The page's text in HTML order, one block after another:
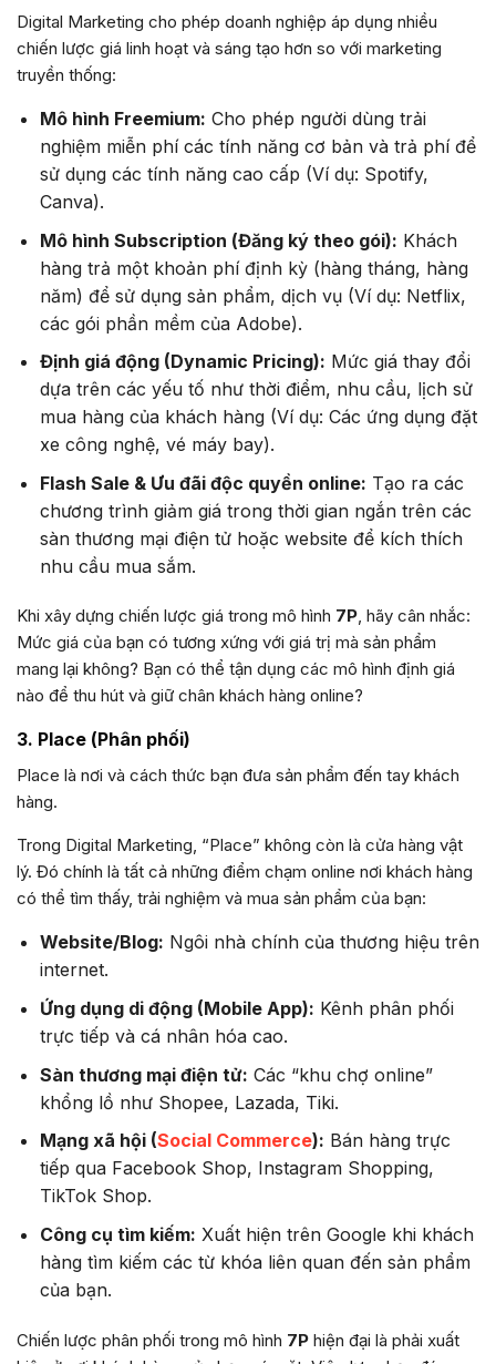
Digital Marketing cho phép doanh nghiệp áp dụng nhiều
chiến lược giá linh hoạt và sáng tạo hơn so với marketing
truyền thống:
Mô hình Freemium: Cho phép người dùng trải
nghiệm miễn phí các tính năng cơ bản và trả phí để
sử dụng các tính năng cao cấp (Ví dụ: Spotify,
Canva).
Mô hình Subscription (Đăng ký theo gói): Khách
hàng trả một khoản phí định kỳ (hàng tháng, hàng
năm) để sử dụng sản phẩm, dịch vụ (Ví dụ: Netflix,
các gói phần mềm của Adobe).
Định giá động (Dynamic Pricing): Mức giá thay đổi
dựa trên các yếu tố như thời điểm, nhu cầu, lịch sử
mua hàng của khách hàng (Ví dụ: Các ứng dụng đặt
xe công nghệ, vé máy bay).
Flash Sale & Ưu đãi độc quyền online: Tạo ra các
chương trình giảm giá trong thời gian ngắn trên các
sàn thương mại điện tử hoặc website để kích thích
nhu cầu mua sắm.
Khi xây dựng chiến lược giá trong mô hình 7P, hãy cân nhắc:
Mức giá của bạn có tương xứng với giá trị mà sản phẩm
mang lại không? Bạn có thể tận dụng các mô hình định giá
nào để thu hút và giữ chân khách hàng online?
3. Place (Phân phối)
Place là nơi và cách thức bạn đưa sản phẩm đến tay khách
hàng.
Trong Digital Marketing, “Place” không còn là cửa hàng vật
lý. Đó chính là tất cả những điểm chạm online nơi khách hàng
có thể tìm thấy, trải nghiệm và mua sản phẩm của bạn:
Website/Blog: Ngôi nhà chính của thương hiệu trên
internet.
Ứng dụng di động (Mobile App): Kênh phân phối
trực tiếp và cá nhân hóa cao.
Sàn thương mại điện tử: Các “khu chợ online”
khổng lồ như Shopee, Lazada, Tiki.
Mạng xã hội (Social Commerce): Bán hàng trực
tiếp qua Facebook Shop, Instagram Shopping,
TikTok Shop.
Công cụ tìm kiếm: Xuất hiện trên Google khi khách
hàng tìm kiếm các từ khóa liên quan đến sản phẩm
của bạn.
Chiến lược phân phối trong mô hình 7P hiện đại là phải xuất